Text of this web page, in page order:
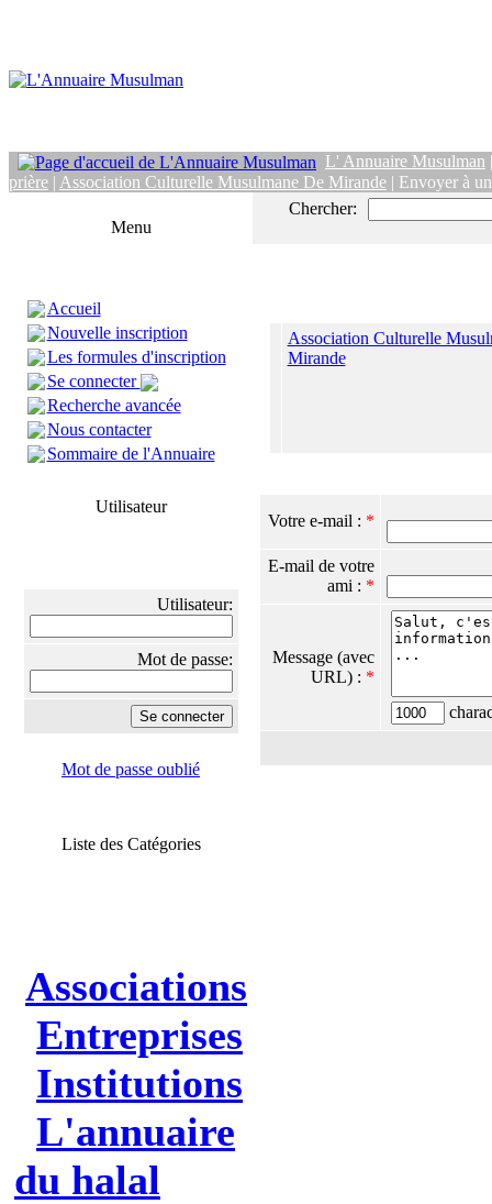
L' Annuaire Musulman
prière | Association Culturelle Musulmane De Mirande | Envoyer à
Menu
Accueil
Nouvelle inscription
Les formules d'inscription
Se connecter
Recherche avancée
Nous contacter
Sommaire de l'Annuaire
Utilisateur
Utilisateur:
Mot de passe:
Mot de passe oublié
Liste des Catégories
Associations
Entreprises
Institutions
L'annuaire
du halal
Chercher:
Association Culturelle
Mirande
Votre e-mail : *
E-mail de votre
ami : *
Message (avec
URL) : *